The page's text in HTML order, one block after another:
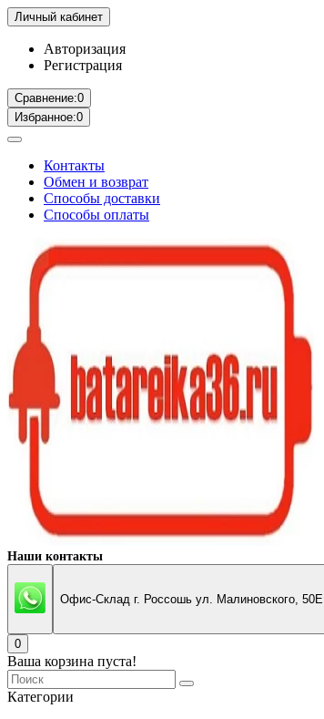
Личный кабинет
Авторизация
Регистрация
Сравнение:0
Избранное:0
Контакты
Обмен и возврат
Способы доставки
Способы оплаты
Наши контакты
Офис-Склад г. Россошь ул. Малиновского, 50Е
0
Ваша корзина пуста!
Категории